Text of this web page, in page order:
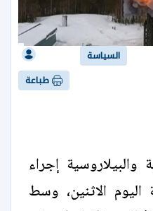
السياسة
طباعة
إجراء
الاثنين، وسط